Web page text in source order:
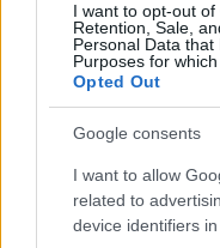
I want to opt-out of
Retention, Sale,
Personal Data
Purposes for
Opted Out
Google consents
I want to allow
related to
device identifiers in
ENDURANCE / 2026.